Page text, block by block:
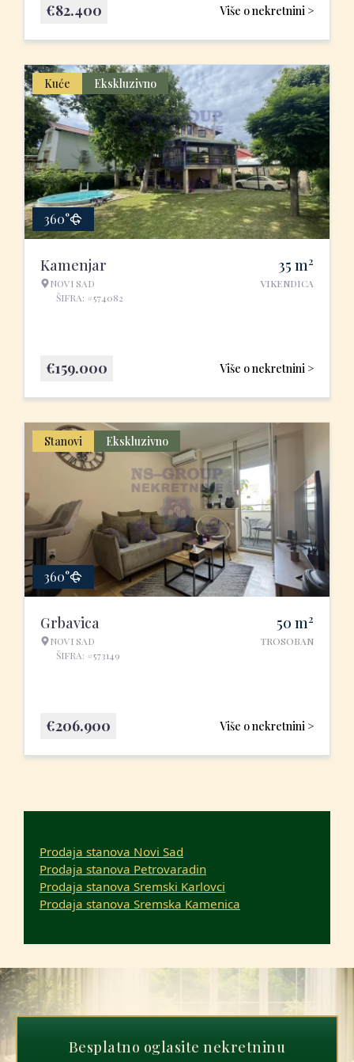
Više o nekretnini >
€82.400
Kuće Ekskluzivno
360°
Kamenjar
NOVI SAD
ŠIFRA: #574082
35 m2
VIKENDICA
Više o nekretnini >
€159.000
Stanovi Ekskluzivno
360°
Grbavica
NOVI SAD
ŠIFRA: #573149
50 m2
TROSOBAN
Više o nekretnini >
€206.900
Prodaja stanova Novi Sad
Prodaja stanova Petrovaradin
Prodaja stanova Sremski Karlovci
Prodaja stanova Sremska Kamenica
Besplatno oglasite nekretninu